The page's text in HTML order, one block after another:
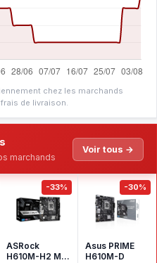
chez les marchands
de livraison.
marchands
Voir tous →
-33%
ASRock
H610M-H2 M.2
-30%
Asus PRIME
H610M-D